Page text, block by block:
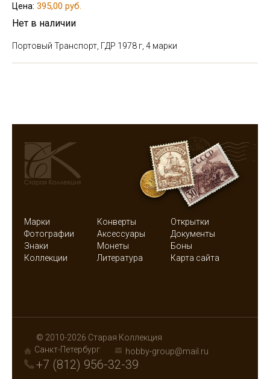
Цена: 395,00 руб.
Нет в наличии
Портовый Транспорт, ГДР 1978 г, 4 марки
Марки Конверты
Открытки
Фотографии
Аксессуары
Документы
Знаки
Монеты
Боны
Коллекции
Литература Карта сайта
© 2010-2026 Старая Коллекция
Санкт-Петербург
hobby-group@mail.ru
+7 (812) 956-32-39